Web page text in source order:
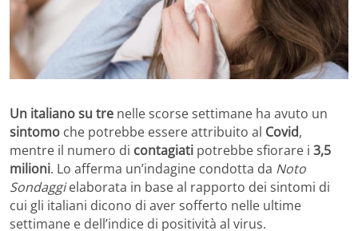
Un italiano su tre nelle scorse settimane ha avuto un
sintomo che potrebbe essere attribuito al Covid,
mentre il numero di contagiati potrebbe sfiorare i 3,5
milioni. Lo afferma un’indagine condotta da Noto
Sondaggielaborata in base al rapporto dei sintomi di
cui gli italiani dicono di aver sofferto nelle ultime
settimane e dell’indice di positività al virus.